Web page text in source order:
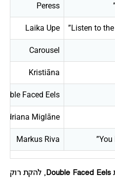
Peress
Laika Upe
Carousel
Kristiāna
Faced Eels
Adriana Miglāne
Markus Riva
Double Faced Eels, להקת רוק